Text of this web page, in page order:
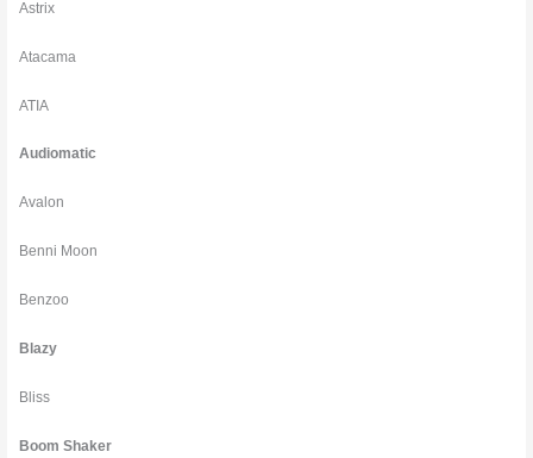
Astrix
Atacama
ATIA
Audiomatic
Avalon
Benni Moon
Benzoo
Blazy
Bliss
Boom Shaker